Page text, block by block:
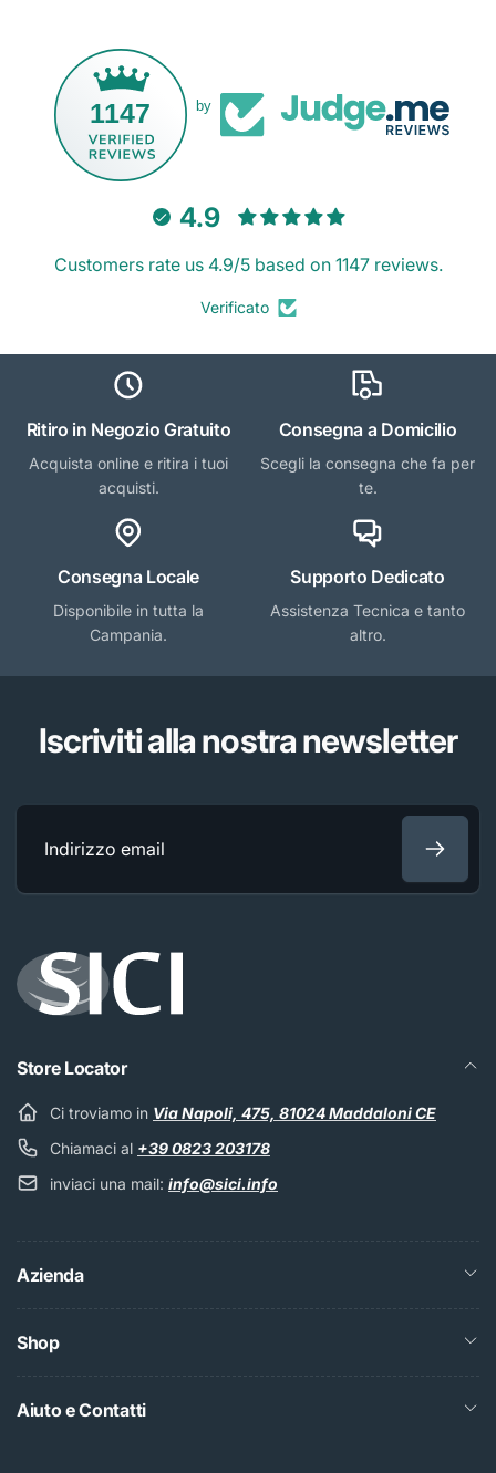
1147 by
4.9
Customers rate us 4.9/5 based on 1147 reviews.
Verificato
Ritiro in Negozio Gratuito
Acquista online e ritira i tuoi
acquisti.
Consegna a Domicilio
Scegli la consegna che fa per
te.
Consegna Locale
Disponibile in tutta la
Campania.
Supporto Dedicato
Assistenza Tecnica e tanto
altro.
Iscriviti alla nostra newsletter
Indirizzo
Store Locator
Ci troviamo in Via Napoli, 475, 81024 Maddaloni CE
Chiamaci al +39 0823 203178
inviaci una mail: info@sici.info
Azienda
Shop
Aiuto e Contatti